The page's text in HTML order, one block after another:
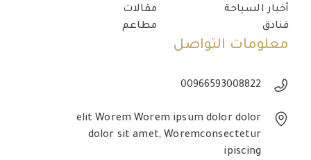
أخبار السياحة
فنادق
مقالات
مطاعم
معلومات التواصل
00966593008822
elit Worem Worem ipsum dolor dolor
dolor sit amet, Woremconsectetur
ipiscing